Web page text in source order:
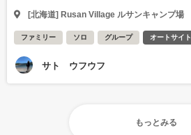
[北海道] Rusan Village ルサンキャンプ場
ファミリー ソロ グループ オートサイト
サト ウフウフ
もっとみる